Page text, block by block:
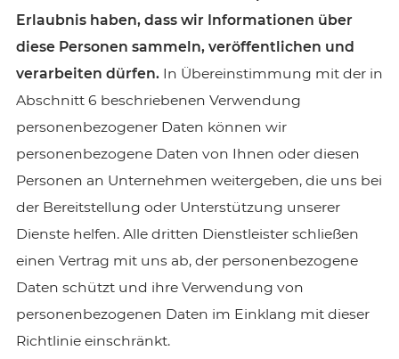
Erlaubnis haben, dass wir Informationen über
diese Personen sammeln, veröffentlichen und
verarbeiten dürfen.In Übereinstimmung mit der in
Abschnitt 6 beschriebenen Verwendung
personenbezogener Daten können wir
personenbezogene Daten von Ihnen oder diesen
Personen an Unternehmen weitergeben, die uns bei
der Bereitstellung oder Unterstützung unserer
Dienste helfen. Alle dritten Dienstleister schließen
einen Vertrag mit uns ab, der personenbezogene
Daten schützt und ihre Verwendung von
personenbezogenen Daten im Einklang mit dieser
Richtlinie einschränkt.